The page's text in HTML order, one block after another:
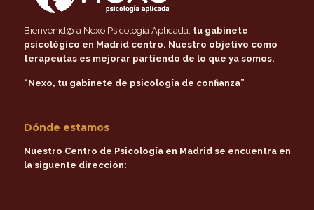
Bienvenid@ a Nexo Psicología Aplicada, tu gabinete
psicológico en Madrid centro. Nuestro objetivo como
terapeutas es mejorar partiendo de lo que ya somos.
“Nexo, tu gabinete de psicología de confianza”
Dónde estamos
Nuestro Centro de Psicología en Madrid se encuentra en
la siguente dirección: